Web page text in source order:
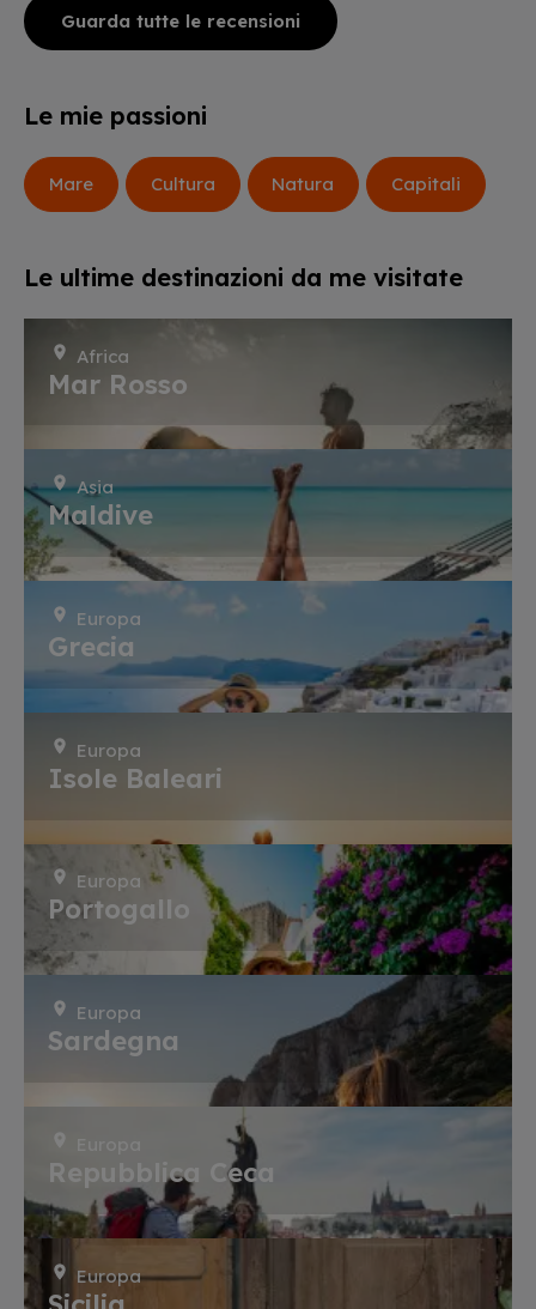
Guarda tutte le recensioni
Le mie passioni
Mare Cultura Natura Capitali
Le ultime destinazioni da me visitate
Africa
Mar Rosso
Asia
Maldive
Europa
Grecia
Europa
Isole Baleari
Europa
Portogallo
Europa
Sardegna
Repubblica Ceca
Europa